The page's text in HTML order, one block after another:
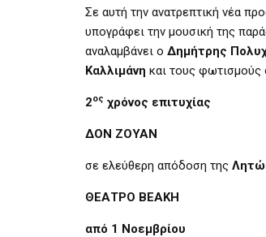
Σε αυτή την ανατρεπτική νέα
υπογράφει την μουσική της
αναλαμβάνει ο Δημήτρης
Καλλιμάνη και τους φωτισμούς
2ος χρόνος επιτυχίας
ΔΟΝ ΖΟΥΑΝ
σε ελεύθερη απόδοση της
ΘΕΑΤΡΟ ΒΕΑΚΗ
από 1 Νοεμβρίου